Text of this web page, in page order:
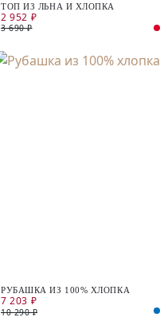
ТОП ИЗ ЛЬНА И ХЛОПКА
2 952 ₽
3 690 ₽
РУБАШКА ИЗ 100% ХЛОПКА
7 203 ₽
10 290 ₽